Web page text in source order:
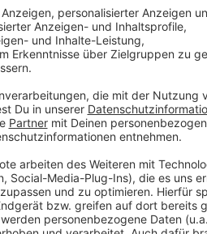
Keine Garantie auf die Räder
Anzeige
Die Auktionate werden gegen
Garantie. Die Stadt empfiehlt
Dafür sind die Preise niedrig.
Anzeige